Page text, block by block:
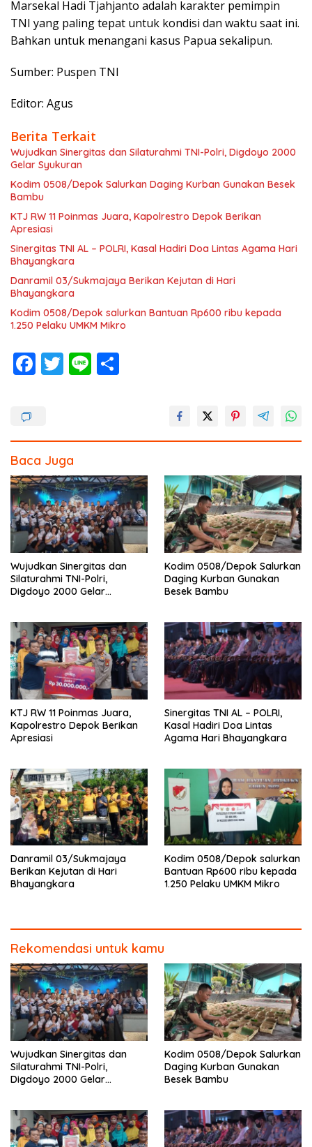
Marsekal Hadi Tjahjanto adalah karakter pemimpin
TNI yang paling tepat untuk kondisi dan waktu saat ini.
Bahkan untuk menangani kasus Papua sekalipun.
Sumber: Puspen TNI
Editor: Agus
Berita Terkait
Wujudkan Sinergitas dan Silaturahmi TNI-Polri, Digdoyo 2000
Gelar Syukuran
Kodim 0508/Depok Salurkan Daging Kurban Gunakan Besek
Bambu
KTJ RW 11 Poinmas Juara, Kapolrestro Depok Berikan
Apresiasi
Sinergitas TNI AL – POLRI, Kasal Hadiri Doa Lintas Agama Hari
Bhayangkara
Danramil 03/Sukmajaya Berikan Kejutan di Hari
Bhayangkara
Kodim 0508/Depok salurkan Bantuan Rp600 ribu kepada
1.250 Pelaku UMKM Mikro
F
o
o
k
T Li
Baca Juga
Wujudkan Sinergitas dan
Silaturahmi TNI-Polri,
Digdoyo 2000 Gelar
Kodim 0508/Depok Salurkan
Daging Kurban Gunakan
Besek Bambu
KTJ RW 11 Poinmas Juara,
Kapolrestro Depok Berikan
Apresiasi
Sinergitas TNI AL – POLRI,
Kasal Hadiri Doa Lintas
Agama Hari Bhayangkara
Danramil 03/Sukmajaya
Berikan Kejutan di Hari
Bhayangkara
Kodim 0508/Depok salurkan
Bantuan Rp600 ribu kepada
1.250 Pelaku UMKM Mikro
Rekomendasi untuk kamu
Wujudkan Sinergitas dan
Silaturahmi TNI-Polri,
Digdoyo 2000 Gelar
Kodim 0508/Depok Salurkan
Daging Kurban Gunakan
Besek Bambu